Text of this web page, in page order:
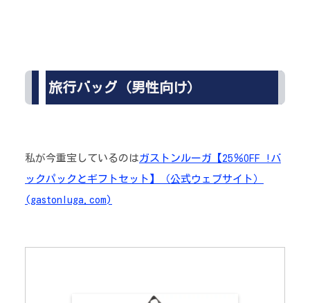
旅行バッグ（男性向け）
私が今重宝しているのはガストンルーガ【25％OFF !バ
ックパックとギフトセット】（公式ウェブサイト）
(gastonluga.com)